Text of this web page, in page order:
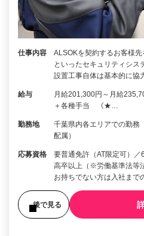
仕事内容
ALSOKを契約するお客様
といったセキュリティシス
設置工事自体は基本的に
給与
月給201,300円～月給
＋各種手当 《★…
勤務地
千葉県内各エリアでの勤
配属）
応募資格
要普通免許（AT限定可）
高卒以上（※労働基準法等
お持ちでない方は入社まで
後で見る